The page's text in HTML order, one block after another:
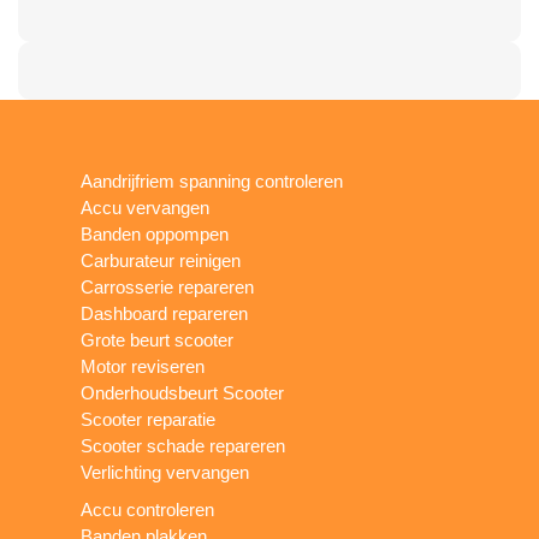
Aandrijfriem spanning controleren
Accu vervangen
Banden oppompen
Carburateur reinigen
Carrosserie repareren
Dashboard repareren
Grote beurt scooter
Motor reviseren
Onderhoudsbeurt Scooter
Scooter reparatie
Scooter schade repareren
Verlichting vervangen
Accu controleren